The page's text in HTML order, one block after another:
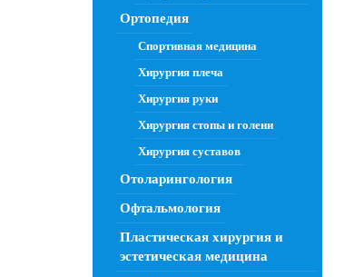
Ортопедия
Спортивная медицина
Хирургия плеча
Хирургия руки
Хирургия стопы и голени
Хирургия суставов
Отоларингология
Офтальмология
Пластическая хирургия и
эстетическая медицина